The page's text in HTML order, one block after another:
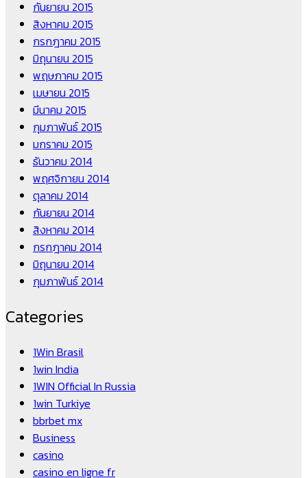
กันยายน 2015
สิงหาคม 2015
กรกฎาคม 2015
มิถุนายน 2015
พฤษภาคม 2015
เมษายน 2015
มีนาคม 2015
กุมภาพันธ์ 2015
มกราคม 2015
ธันวาคม 2014
พฤศจิกายน 2014
ตุลาคม 2014
กันยายน 2014
สิงหาคม 2014
กรกฎาคม 2014
มิถุนายน 2014
กุมภาพันธ์ 2014
Categories
1Win Brasil
1win India
1WIN Official In Russia
1win Turkiye
bbrbet mx
Business
casino
casino en ligne fr